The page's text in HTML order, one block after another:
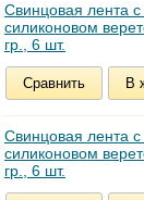
Свинцовая лента
силиконовом
гр., 6 шт.
Сравнить В
Свинцовая лента
силиконовом
гр., 6 шт.